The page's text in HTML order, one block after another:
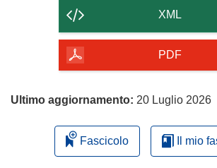
contenuto
della
pagina
XML
PDF
Ultimo aggiornamento: 20 Luglio 2026
Fascicolo Il mio